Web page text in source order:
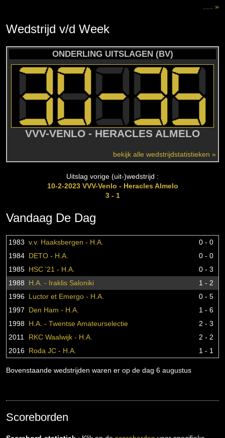
..... »
Wedstrijd v/d Week
ONDERLING UITSLAGEN (BV)
VVV-VENLO - HERACLES ALMELO
bekijk alle wedstrijdstatistieken »
Uitslag vorige (uit-)wedstrijd :
10-2-2023 VVV-Venlo - Heracles Almelo
3 - 1
Vandaag De Dag
1983 v.v. Haaksbergen - H.A.
0 - 0
1984 DETO - H.A.
0 - 0
1985 HSC '21 - H.A.
0 - 3
1988
H.A. - Iraklis Saloniki
1 - 2
1996 Luctor et Emergo - H.A.
0 - 5
1997
Den Ham - H.A.
1 - 6
1998 H.A. - Twentse Amateurselectie
2 - 3
2011
RKC Waalwijk - H.A.
2 - 2
2016 Roda JC - H.A. 1 - 1
Bovenstaande wedstrijden waren er op de dag 6 augustus
Scoreborden